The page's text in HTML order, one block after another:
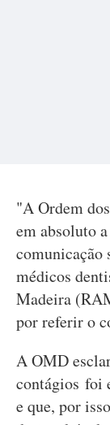
"A Ordem
em absoluto
comunicação
médicos
Madeira
por referir o
A OMD
contágios foi
e que, por